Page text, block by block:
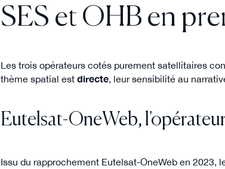
SES et OHB en
Les trois opérateurs cotés purement satellitaires
thème spatial estdirecte, leur sensibilité au
Eutelsat-OneWeb,
Issu du rapprochement Eutelsat-OneWeb en 2023,